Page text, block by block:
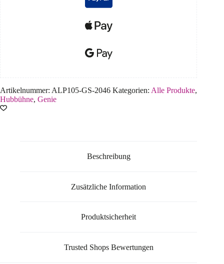
Artikelnummer: ALP105-GS-2046 Kategorien: Alle Produkte,
Hubbühne, Genie
Beschreibung
Zusätzliche Information
Produktsicherheit
Trusted Shops Bewertungen